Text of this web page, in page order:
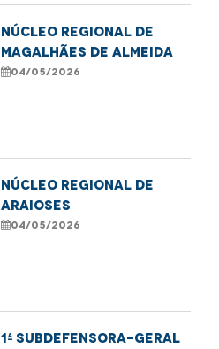
NÚCLEO REGIONAL DE
MAGALHÃES DE ALMEIDA
04/05/2026
NÚCLEO REGIONAL DE
ARAIOSES
04/05/2026
1ª subdefensora-geral